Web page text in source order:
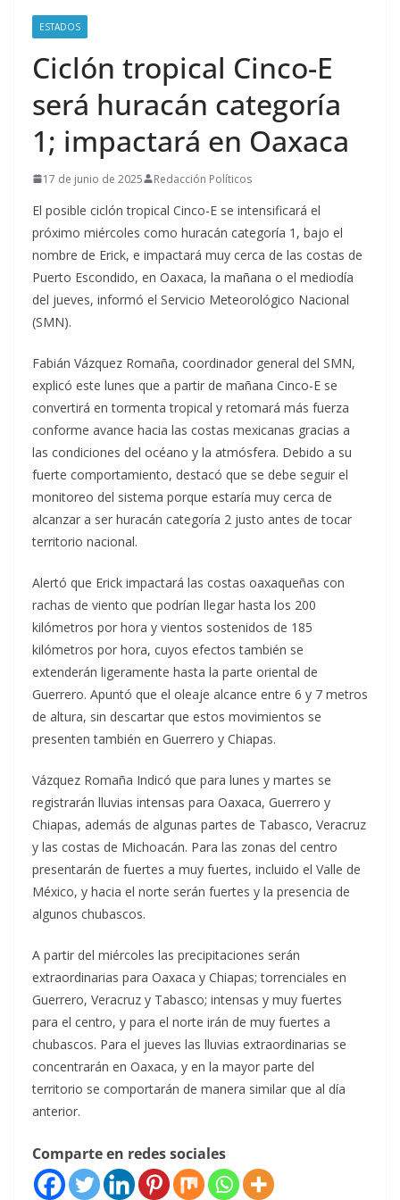
ESTADOS
Ciclón tropical Cinco-E
será huracán categoría
1; impactará en Oaxaca
17 de junio de 2025 Redacción Políticos
El posible ciclón tropical Cinco-E se intensificará el
próximo miércoles como huracán categoría 1, bajo el
nombre de Erick, e impactará muy cerca de las costas de
Puerto Escondido, en Oaxaca, la mañana o el mediodía
del jueves, informó el Servicio Meteorológico Nacional
(SMN).
Fabián Vázquez Romaña, coordinador general del SMN,
explicó este lunes que a partir de mañana Cinco-E se
convertirá en tormenta tropical y retomará más fuerza
conforme avance hacia las costas mexicanas gracias a
las condiciones del océano y la atmósfera. Debido a su
fuerte comportamiento, destacó que se debe seguir el
monitoreo del sistema porque estaría muy cerca de
alcanzar a ser huracán categoría 2 justo antes de tocar
territorio nacional.
Alertó que Erick impactará las costas oaxaqueñas con
rachas de viento que podrían llegar hasta los 200
kilómetros por hora y vientos sostenidos de 185
kilómetros por hora, cuyos efectos también se
extenderán ligeramente hasta la parte oriental de
Guerrero. Apuntó que el oleaje alcance entre 6 y 7 metros
de altura, sin descartar que estos movimientos se
presenten también en Guerrero y Chiapas.
Vázquez Romaña Indicó que para lunes y martes se
registrarán lluvias intensas para Oaxaca, Guerrero y
Chiapas, además de algunas partes de Tabasco, Veracruz
y las costas de Michoacán. Para las zonas del centro
presentarán de fuertes a muy fuertes, incluido el Valle de
México, y hacia el norte serán fuertes y la presencia de
algunos chubascos.
A partir del miércoles las precipitaciones serán
extraordinarias para Oaxaca y Chiapas; torrenciales en
Guerrero, Veracruz y Tabasco; intensas y muy fuertes
para el centro, y para el norte irán de muy fuertes a
chubascos. Para el jueves las lluvias extraordinarias se
concentrarán en Oaxaca, y en la mayor parte del
territorio se comportarán de manera similar que al día
anterior.
Comparte en redes sociales